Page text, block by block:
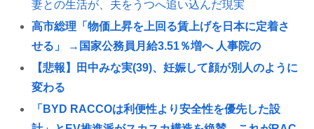
妻との生活が、夫をうつへ追い込んだ現実
高市総理「物価上昇を上回る賃上げを日本に定着さ
せる」 →国家公務員月給3.51％増へ 人事院の
【悲報】田中みな実(39)、妊娠して顔が別人のように
変わる
「BYD RACCOは利便性より安全性を優先した設